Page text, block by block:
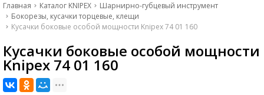
Каталог
Новости
Главная Каталог KNIPEX
Шарнирно-губцевый инструмент
Бокорезы, кусачки торцевые, клещи
Кусачки боковые особой мощности Knipex 74 01 160
Кусачки боковые особой мощности
Knipex 74 01 160